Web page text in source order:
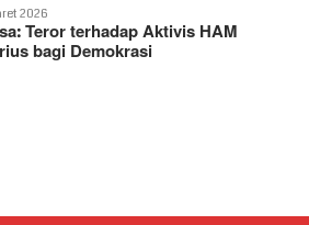
2026
Teror terhadap Aktivis HAM
bagi Demokrasi